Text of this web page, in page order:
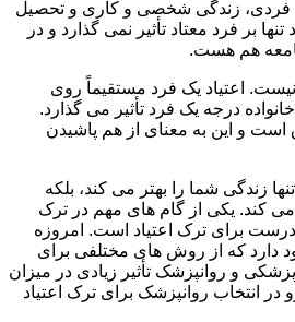
فردی، زندگی شخصی و کاری و تحصیل
تنها بر فرد معتاد تأثیر نمی گذارد و در
هم هست.
اعتیاد یک فرد مستقیماً روی
درجه یک فرد تأثیر می گذارد.
است و این به معنای از هم پاشیدن
زندگی شما را بهتر می کند، بلکه
کند. یکی از گام های مهم در ترک
برای ترک اعتیاد است. امروزه
دارد که از روش های مختلفی برای
و روانپزشک تأثیر زیادی در میزان
در انتخاب روانپزشک برای ترک اعتیاد